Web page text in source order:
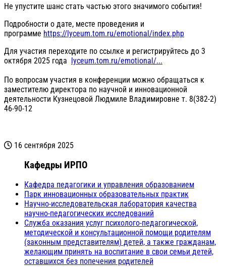
Не упустите шанс стать частью этого значимого события!
Подробности о дате, месте проведения и
программе https://lyceum.tom.ru/emotional/index.php
Для участия переходите по ссылке и регистрируйтесь до 3
октября 2025 года lyceum.tom.ru/emotional/...
По вопросам участия в конференции можно обращаться к
заместителю директора по научной и инновационной
деятельности Кузнецовой Людмиле Владимировне т. 8(382-2)
46-90-12
16 сентября 2025
Кафедры ИРПО
Кафедра педагогики и управления образованием
Парк инновационных образовательных практик
Научно-исследовательская лаборатория качества
научно-педагогических исследований
Служба оказания услуг психолого-педагогической,
методической и консультационной помощи родителям
(законным представителям) детей, а также гражданам,
желающим принять на воспитание в свои семьи детей,
оставшихся без попечения родителей